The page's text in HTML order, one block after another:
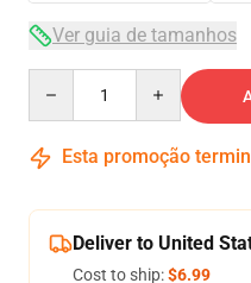
Ver guia de tamanhos
Esta promoção
Deliver to United
Cost to ship:$6.99